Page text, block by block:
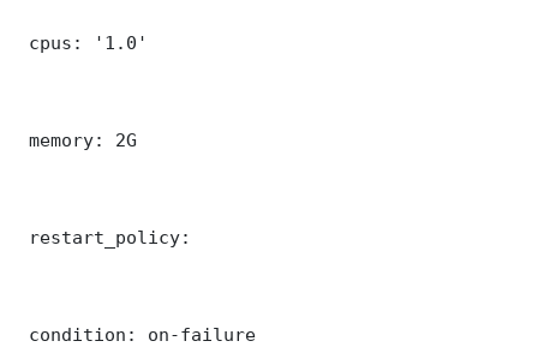
cpus: '1.0'
memory: 2G
restart_policy:
condition: on-failure